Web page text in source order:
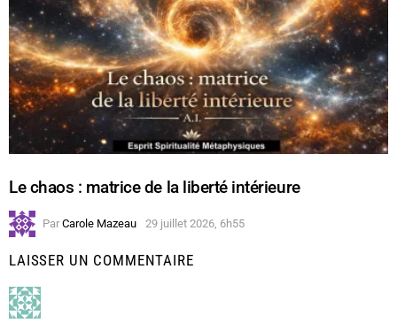
Le chaos : matrice de la liberté intérieure
Par Carole Mazeau 29 juillet 2026, 6h55
LAISSER UN COMMENTAIRE